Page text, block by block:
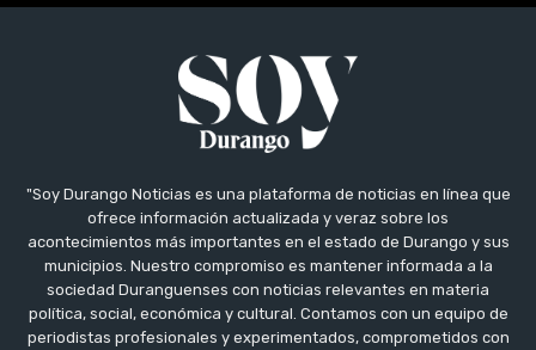
"Soy Durango Noticias es una plataforma de noticias en línea que
ofrece información actualizada y veraz sobre los
acontecimientos más importantes en el estado de Durango y sus
municipios. Nuestro compromiso es mantener informada a la
sociedad Duranguenses con noticias relevantes en materia
política, social, económica y cultural. Contamos con un equipo de
periodistas profesionales y experimentados, comprometidos con